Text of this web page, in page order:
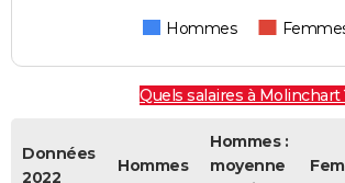
Hommes
Quels salaires à Molinchart
Données
2022
Hommes
Hommes :
moyenne